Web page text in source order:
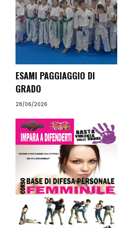
Eventi
Chi
Siamo
Istruttori
Contattaci
ESAMI PAGGIAGGIO DI
GRADO
28/06/2026